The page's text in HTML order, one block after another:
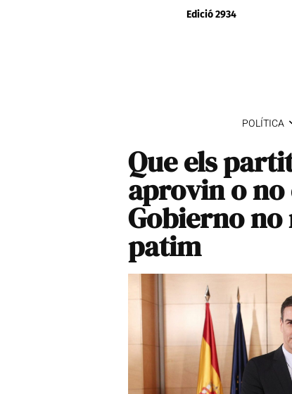
Edició 2934
POLÍTICA
Que els
aprovin o no
Gobierno no
patim